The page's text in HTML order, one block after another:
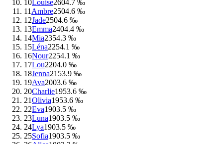
10Louise2604.7 ‰
11 Ambre2504.6 ‰
12Jade2504.6 ‰
13Emma2404.4 ‰
14Mia2354.3 ‰
15Léna2254.1 ‰
16Nour2254.1 ‰
17Lou2204.0 ‰
18Jenna2153.9 ‰
19Ava2003.6 ‰
20Charlie1953.6 ‰
21Olivia1953.6 ‰
22Eva1903.5 ‰
23Luna1903.5 ‰
24Lya1903.5 ‰
25Sofia1903.5 ‰